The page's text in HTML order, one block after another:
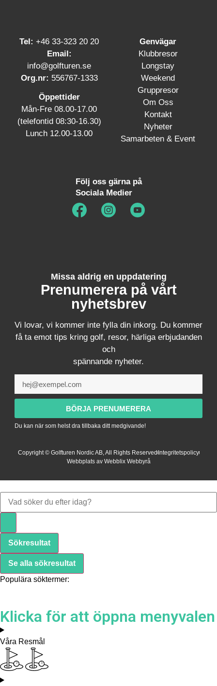
Tel: +46 33-323 20 20
Email:
info@golfturen.se
Org.nr: 556767-1333
Öppettider
Mån-Fre 08.00-17.00
(telefontid 08:30-16.30)
Lunch 12.00-13.00
Genvägar
Klubbresor
Longstay
Weekend
Gruppresor
Om Oss
Kontakt
Nyheter
Samarbeten & Event
Följ oss gärna på
Sociala Medier
Missa aldrig en uppdatering
Prenumerera på vårt
nyhetsbrev
Vi lovar, vi kommer inte fylla din inkorg. Du kommer
få ta emot tips kring golf, resor, härliga erbjudanden
och
spännande nyheter.
BÖRJA PRENUMERERA
Du kan när som helst dra tillbaka ditt medgivande!
Copyright © Golfturen Nordic AB, All Rights ReservedIntegritetspolicy
Webbplats av Webblix Webbyrå
Sökresultat
Se alla sökresultat
Populära söktermer:
Klicka för att öppna menyvalen
Våra Resmål